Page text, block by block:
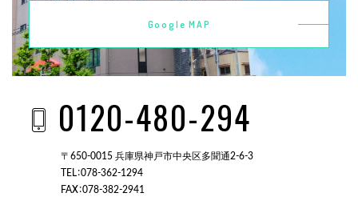
Google MAP
0120-480-294
〒650-0015 兵庫県神戸市中央区多聞通2-6-3
TEL：078-362-1294
FAX：078-382-2941